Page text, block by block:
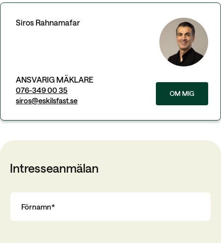
OM MIG
Siros Rahnamafar
ANSVARIG MÄKLARE
076-349 00 35
siros@eskilsfast.se
Intresseanmälan